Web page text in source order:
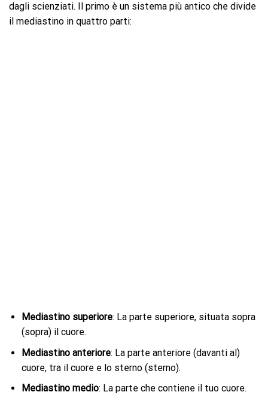
dagli scienziati. Il primo è un sistema più antico che divide
il mediastino in quattro parti:
Mediastino superiore: La parte superiore, situata sopra
(sopra) il cuore.
Mediastino anteriore: La parte anteriore (davanti al)
cuore, tra il cuore e lo sterno (sterno).
Mediastino medio: La parte che contiene il tuo cuore.